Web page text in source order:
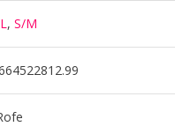
, S/M